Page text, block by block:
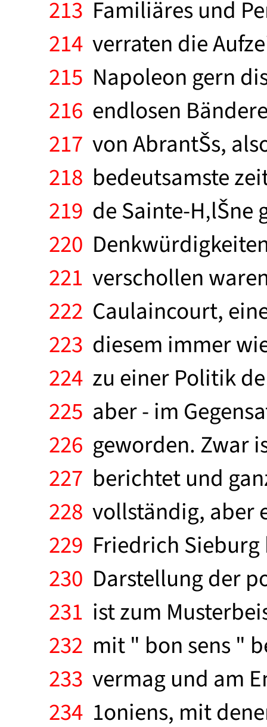
213 Familiäres und
214 verraten die
215 Napoleon gern
216 endlosen
217 von AbrantŠs,
218 bedeutsamste
219 de Sainte-
220
221 verschollen
222 Caulaincourt,
223 diesem immer
224 zu einer Politik
225 aber - im
226 geworden. Zwar
227 berichtet und
228 vollständig, aber
229 Friedrich
230 Darstellung der
231 ist zum
232 mit " bon sens "
233 vermag und am
234 1oniens, mit